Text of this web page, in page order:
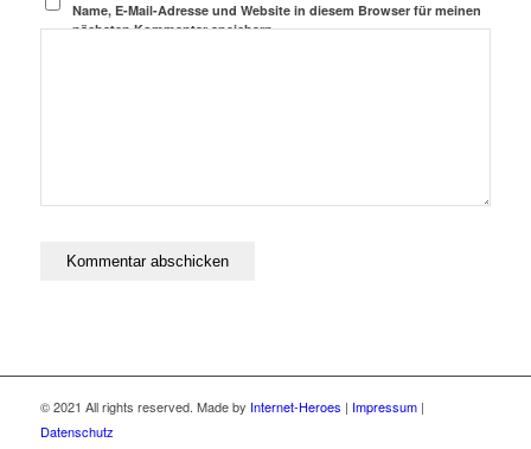
Name, E-Mail-Adresse und Website in diesem Browser für meinen
nächsten Kommentar speichern.
© 2021 All rights reserved. Made by Internet-Heroes | Impressum|
Datenschutz